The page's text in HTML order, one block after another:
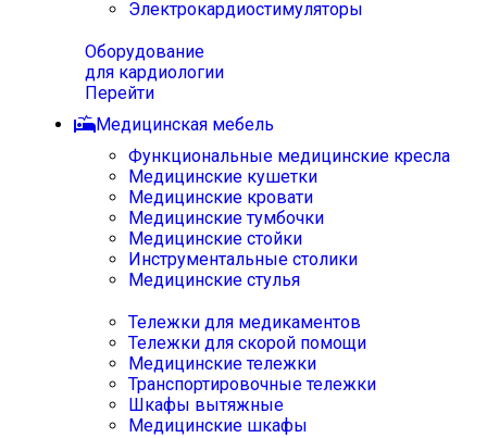
Электрокардиостимуляторы
Оборудование
для кардиологии
Перейти
Медицинская мебель
Функциональные медицинские кресла
Медицинские кушетки
Медицинские кровати
Медицинские тумбочки
Медицинские стойки
Инструментальные столики
Медицинские стулья
Тележки для медикаментов
Тележки для скорой помощи
Медицинские тележки
Транспортировочные тележки
Шкафы вытяжные
Медицинские шкафы